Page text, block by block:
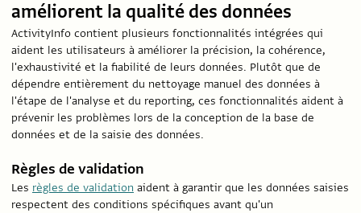
améliorent la qualité des données
ActivityInfo contient plusieurs fonctionnalités intégrées qui
aident les utilisateurs à améliorer la précision, la cohérence,
l'exhaustivité et la fiabilité de leurs données. Plutôt que de
dépendre entièrement du nettoyage manuel des données à
l'étape de l'analyse et du reporting, ces fonctionnalités aident à
prévenir les problèmes lors de la conception de la base de
données et de la saisie des données.
Règles de validation
Les règles de validation aident à garantir que les données saisies
respectent des conditions spécifiques avant qu'un